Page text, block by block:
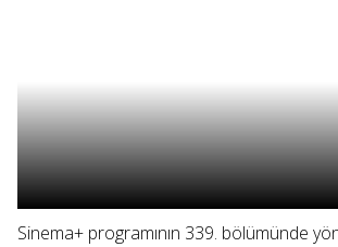
Sinema+ programının 339. bölümünde